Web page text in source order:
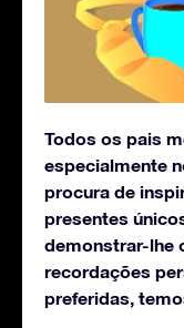
Todos os pais
especialmente
procura de
presentes
demonstrar-lhe
recordações
preferidas,